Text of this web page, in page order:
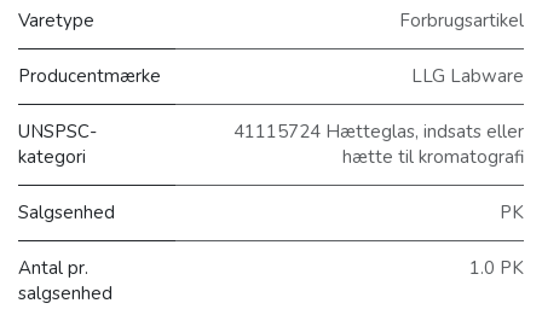
Varetype Forbrugsartikel
Producentmærke LLG Labware
UNSPSC-
kategori
41115724 Hætteglas, indsats eller
hætte til kromatografi
Salgsenhed PK
Antal pr.
salgsenhed
1.0 PK